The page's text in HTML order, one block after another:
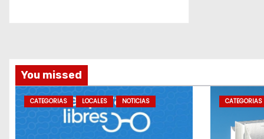
You missed
CATEGORIAS LOCALES NOTICIAS CATEGORIAS